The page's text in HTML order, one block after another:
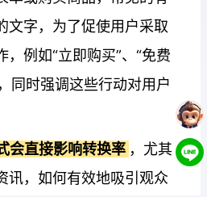
文字，为了促使用户采取
，例如“立即购买”、“免费
同时强调这些行动对用户
会直接影响转换率 ，尤其
讯，如何有效地吸引观众